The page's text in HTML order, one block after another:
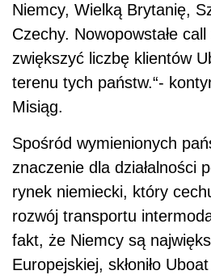
Niemcy, Wielką Brytanię,
Czechy. Nowopowstałe
zwiększyć liczbę klientów
terenu tych państw.“-
Misiąg.
Spośród wymienionych
znaczenie dla działalności
rynek niemiecki, który
rozwój transportu
fakt, że Niemcy są
Europejskiej, skłoniło